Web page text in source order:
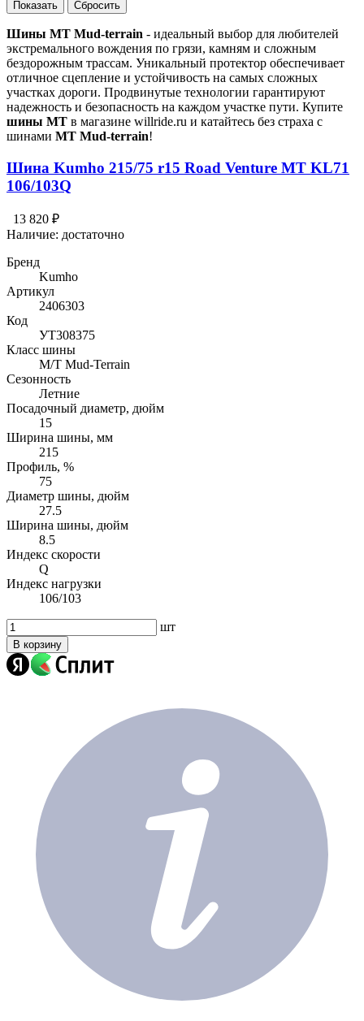
Шины MT Mud-terrain - идеальный выбор для любителей
экстремального вождения по грязи, камням и сложным
бездорожным трассам. Уникальный протектор обеспечивает
отличное сцепление и устойчивость на самых сложных
участках дороги. Продвинутые технологии гарантируют
надежность и безопасность на каждом участке пути. Купите
шины MT в магазине willride.ru и катайтесь без страха с
шинами MT Mud-terrain!
Шина Kumho 215/75 r15 Road Venture MT KL71
106/103Q
13 820 ₽
Наличие: достаточно
Бренд
Kumho
Артикул
2406303
Код
УТ308375
Класс шины
M/T Mud-Terrain
Сезонность
Летние
Посадочный диаметр, дюйм
15
Ширина шины, мм
215
Профиль, %
75
Диаметр шины, дюйм
27.5
Ширина шины, дюйм
8.5
Индекс скорости
Q
Индекс нагрузки
106/103
шт
В корзину